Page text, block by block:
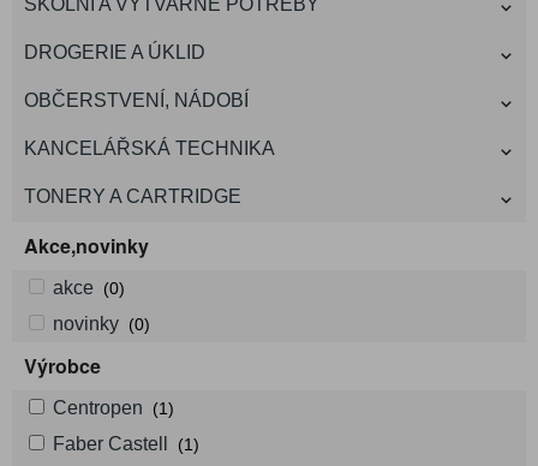
ŠKOLNÍ A VÝTVARNÉ POTŘEBY
DROGERIE A ÚKLID
OBČERSTVENÍ, NÁDOBÍ
KANCELÁŘSKÁ TECHNIKA
TONERY A CARTRIDGE
Akce,novinky
akce (0)
novinky (0)
Výrobce
Centropen (1)
Faber Castell (1)